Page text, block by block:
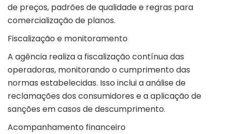
de preços, padrões de qualidade e regras para
comercialização de planos.
Fiscalização e monitoramento
A agência realiza a fiscalização contínua das
operadoras, monitorando o cumprimento das
normas estabelecidas. Isso inclui a análise de
reclamações dos consumidores e a aplicação de
sanções em casos de descumprimento.
Acompanhamento financeiro